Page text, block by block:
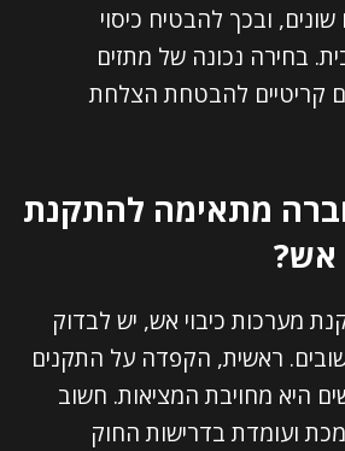
שונים, ובכך להבטיח כיסוי
בחירה נכונה של מתזים
קריטיים להבטחת הצלחת
מתאימה להתקנת
אש?
מערכות כיבוי אש, יש לבדוק
ראשית, הקפדה על התקנים
היא מחויבת המציאות. חשוב
ועומדת בדרישות החוק